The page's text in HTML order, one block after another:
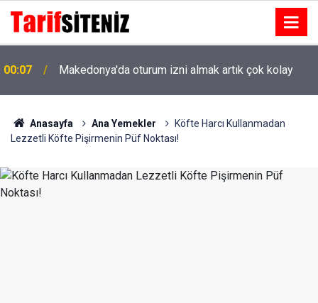
00:07 Makedonya'da oturum izni almak artık çok kolay
Anasayfa Ana Yemekler
Köfte Harcı Kullanmadan
Lezzetli Köfte Pişirmenin Püf Noktası!